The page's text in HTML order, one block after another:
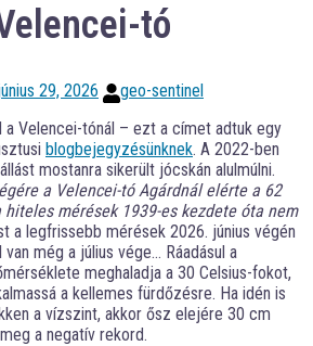
tó
29, 2026
geo-sentinel
a Velencei-tónál – ezt a címet adtuk egy
blogbejegyzésünknek. A 2022-ben
mostanra sikerült jócskán alulmúlni.
a Velencei-tó Agárdnál elérte a 62
mérések 1939-es kezdete óta nem
a legfrissebb mérések 2026. június végén
még a július vége… Ráadásul a
meghaladja a 30 Celsius-fokot,
a kellemes fürdőzésre. Ha idén is
a vízszint, akkor ősz elejére 30 cm
a negatív rekord.